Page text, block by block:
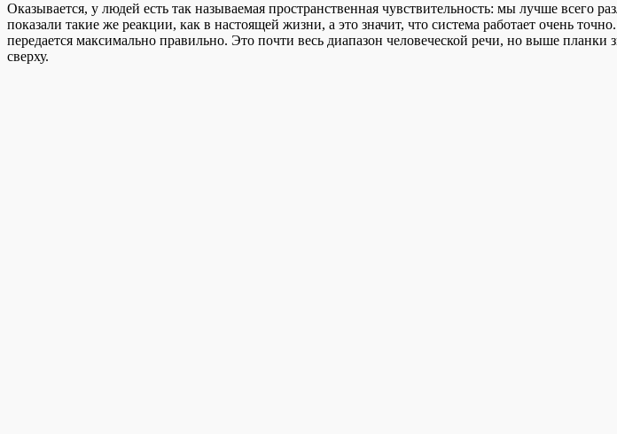
Оказывается, у людей есть так называемая пространственная чувствительность: мы лучше
показали такие же реакции, как в настоящей жизни, а это значит, что система работает очень
передается максимально правильно. Это почти весь диапазон человеческой речи, но выше
сверху.